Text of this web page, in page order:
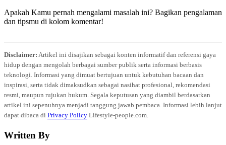
Apakah Kamu pernah mengalami masalah ini? Bagikan pengalaman
dan tipsmu di kolom komentar!
Disclaimer: Artikel ini disajikan sebagai konten informatif dan referensi gaya
hidup dengan mengolah berbagai sumber publik serta informasi berbasis
teknologi. Informasi yang dimuat bertujuan untuk kebutuhan bacaan dan
inspirasi, serta tidak dimaksudkan sebagai nasihat profesional, rekomendasi
resmi, maupun rujukan hukum. Segala keputusan yang diambil berdasarkan
artikel ini sepenuhnya menjadi tanggung jawab pembaca. Informasi lebih lanjut
dapat dibaca di Privacy Policy Lifestyle-people.com.
Written By